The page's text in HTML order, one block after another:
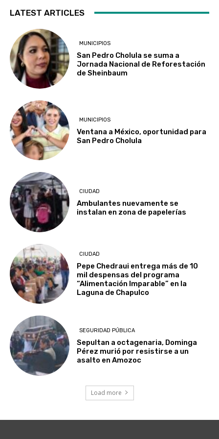
LATEST ARTICLES
MUNICIPIOS
San Pedro Cholula se suma a
Jornada Nacional de Reforestación
de Sheinbaum
MUNICIPIOS
Ventana a México, oportunidad para
San Pedro Cholula
CIUDAD
Ambulantes nuevamente se
instalan en zona de papelerías
CIUDAD
Pepe Chedraui entrega más de 10
mil despensas del programa
“Alimentación Imparable” en la
Laguna de Chapulco
SEGURIDAD PÚBLICA
Sepultan a octagenaria, Dominga
Pérez murió por resistirse a un
asalto en Amozoc
Load more